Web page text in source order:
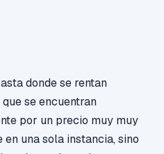
donde se rentan
se encuentran
por un precio muy muy
en una sola instancia, sino